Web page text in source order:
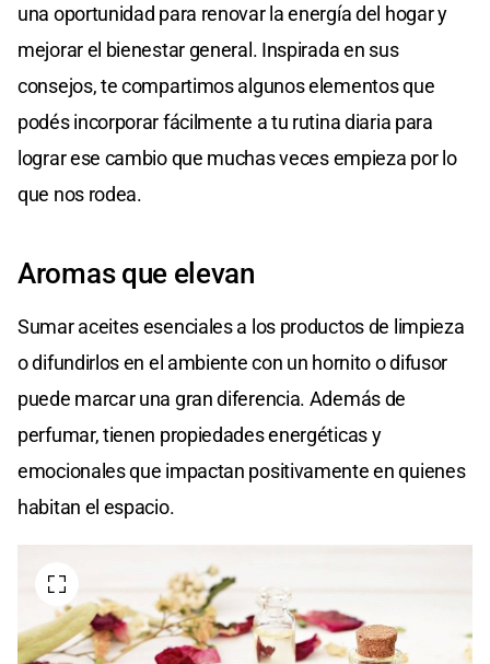
una oportunidad para renovar la energía del hogar y
mejorar el bienestar general. Inspirada en sus
consejos, te compartimos algunos elementos que
podés incorporar fácilmente a tu rutina diaria para
lograr ese cambio que muchas veces empieza por lo
que nos rodea.
Aromas que elevan
Sumar aceites esenciales a los productos de limpieza
o difundirlos en el ambiente con un hornito o difusor
puede marcar una gran diferencia. Además de
perfumar, tienen propiedades energéticas y
emocionales que impactan positivamente en quienes
habitan el espacio.